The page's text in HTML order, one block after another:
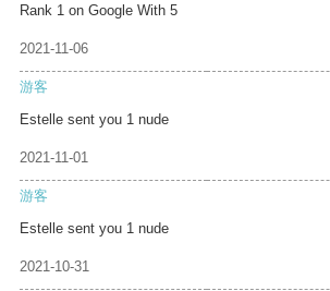
Rank 1 on Google With 5
2021-11-06
游客
Estelle sent you 1 nude
2021-11-01
游客
Estelle sent you 1 nude
2021-10-31